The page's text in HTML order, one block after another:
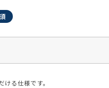
る仕様です。